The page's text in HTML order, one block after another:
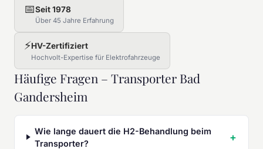
📅Seit 1978
Über 45 Jahre Erfahrung
⚡HV-Zertifiziert
Hochvolt-Expertise für Elektrofahrzeuge
Häufige Fragen – Transporter Bad
Gandersheim
Wie lange dauert die H2-Behandlung beim
Transporter?